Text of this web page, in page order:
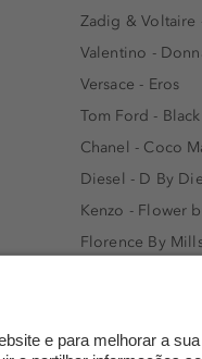
Zadig & Voltaire
Valentino -
Versace - Eros
Tom Ford -
Chanel - Coco
Diesel - D By
Kenzo - Flower
Florence By
Davidoff - Cool